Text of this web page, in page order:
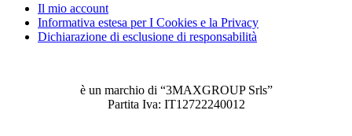
Il mio account
Informativa estesa per I Cookies e la Privacy
Dichiarazione di esclusione di responsabilità
è un marchio di “3MAXGROUP Srls”
Partita Iva: IT12722240012